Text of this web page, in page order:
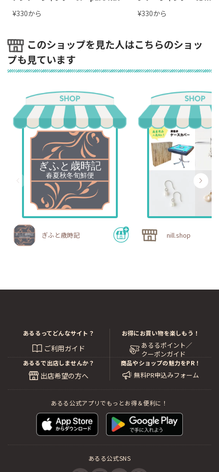
¥330から ¥330から
このショップを見た人はこちらのショッ
プも見ています
ぎふと歳時記 nill.shop
あるるってどんなサイト？
ご利用ガイド
お得にお買い物を楽しもう！
あるるポイント／
クーポンガイド
あるるで出店しませんか？
出店希望の方へ
商品やショップの魅力をPR！
無料PR申込みフォーム
あるる公式アプリでもっとお得＆便利に！
あるる公式SNS